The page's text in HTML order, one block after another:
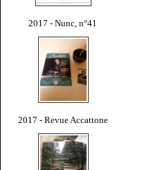
2017 - Nunc, n°41
2017 - Revue Accattone